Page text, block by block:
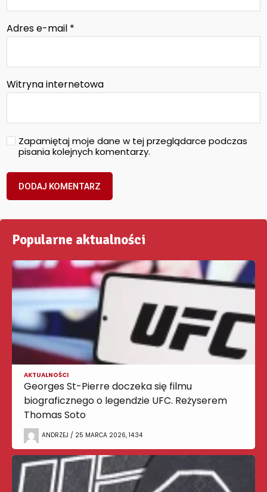
Adres e-mail *
Witryna internetowa
Zapamiętaj moje dane w tej przeglądarce podczas
pisania kolejnych komentarzy.
Popularne aktualności
AKTUALNOŚCI
Georges St-Pierre doczeka się filmu
biograficznego o legendzie UFC. Reżyserem
Thomas Soto
ANDRZEJ / 25 MARCA 2026, 14:34